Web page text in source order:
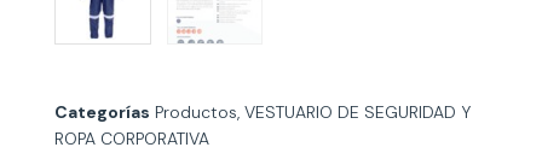
Categorías Productos, VESTUARIO DE SEGURIDAD Y
ROPA CORPORATIVA